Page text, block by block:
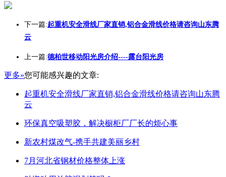
下一篇:起重机安全滑线厂家直销,铝合金滑线价格请咨询山东腾
云
上一篇:德柏世移动阳光房介绍----露台阳光房
更多»您可能感兴趣的文章:
起重机安全滑线厂家直销,铝合金滑线价格请咨询山东腾
云
环保真空吸塑胶，解决橱柜厂厂长的烦心事
新农村煤改气-携手共建美丽乡村
7月河北省钢材价格整体上涨